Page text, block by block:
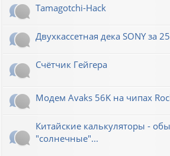
Tamagotchi-Hack
Двухкассетная дека SONY за
Счётчик Гейгера
Модем Avaks 56K на чипах
Китайские калькуляторы -
"солнечные"...